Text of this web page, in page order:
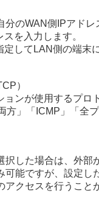
分のWAN側IPアドレ
を入力します。
してLAN側の端末
）
ンが使用するプロ
方」「ICMP」「全
択した場合は、外部
可能ですが、設定し
アクセスを行うこと